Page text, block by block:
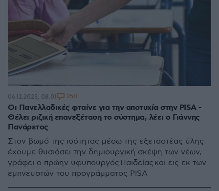
Οι Πανελλαδικές φταίνε για την αποτυχία στην PISA -
Θέλει ριζική επανεξέταση το σύστημα, λέει ο Γιάννης
Πανάρετος
Στον βωμό της ισότητας μέσω της εξεταστέας ύλης
έχουμε θυσιάσει την δημιουργική σκέψη των νέων,
γράφει ο πρώην υφυπουργός Παιδείας και εις εκ των
εμπνευστών του προγράμματος PISA
06.12.2023, 08:01 250